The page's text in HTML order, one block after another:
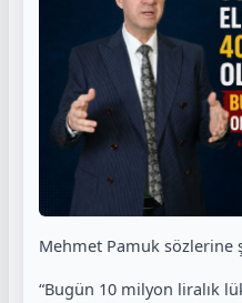
Mehmet Pamuk sözlerine
“Bugün 10 milyon liralık